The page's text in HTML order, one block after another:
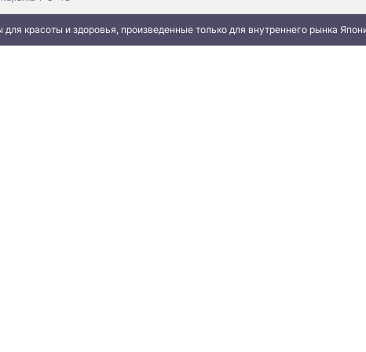
красоты и здоровья, произведенные только для внутреннего рынка